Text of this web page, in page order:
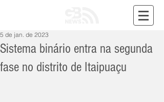
Sistema binário entra na segunda
fase no distrito de Itaipuaçu
5 de jan. de 2023